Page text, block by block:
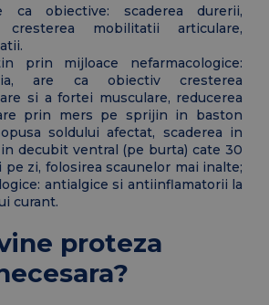
ca obiective: scaderea durerii,
mobilitatii articulare,
prin mijloace nefarmacologice:
are ca obiectiv cresterea
si a fortei musculare, reducerea
prin mers pe sprijin in baston
soldului afectat, scaderea in
decubit ventral (pe burta) cate 30
zi, folosirea scaunelor mai inalte;
antialgice si antiinflamatorii la
curant.
proteza